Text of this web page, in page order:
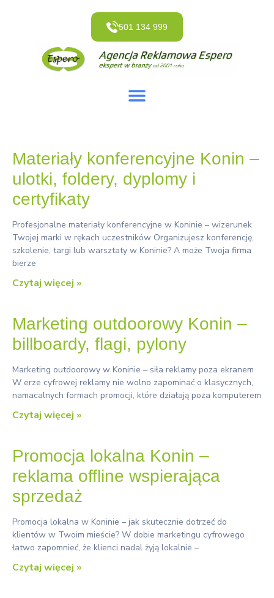
501 134 999
Materiały konferencyjne Konin –
ulotki, foldery, dyplomy i
certyfikaty
Profesjonalne materiały konferencyjne w Koninie – wizerunek
Twojej marki w rękach uczestników Organizujesz konferencję,
szkolenie, targi lub warsztaty w Koninie? A może Twoja firma
bierze
Czytaj więcej »
Marketing outdoorowy Konin –
billboardy, flagi, pylony
Marketing outdoorowy w Koninie – siła reklamy poza ekranem
W erze cyfrowej reklamy nie wolno zapominać o klasycznych,
namacalnych formach promocji, które działają poza komputerem
Czytaj więcej »
Promocja lokalna Konin –
reklama offline wspierająca
sprzedaż
Promocja lokalna w Koninie – jak skutecznie dotrzeć do
klientów w Twoim mieście? W dobie marketingu cyfrowego
łatwo zapomnieć, że klienci nadal żyją lokalnie –
Czytaj więcej »